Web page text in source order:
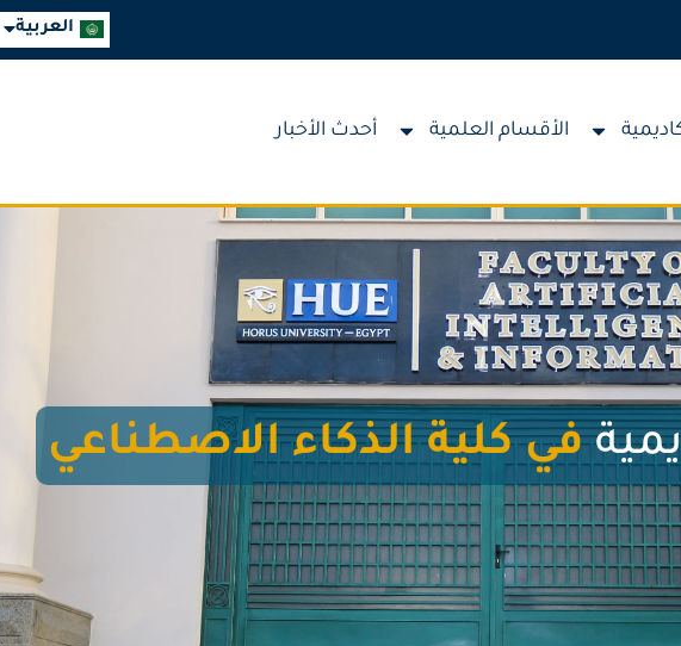
العربية
English
الأقسام العلمية أحدث الأخبار
في كلية الذكاء الاصطناعي